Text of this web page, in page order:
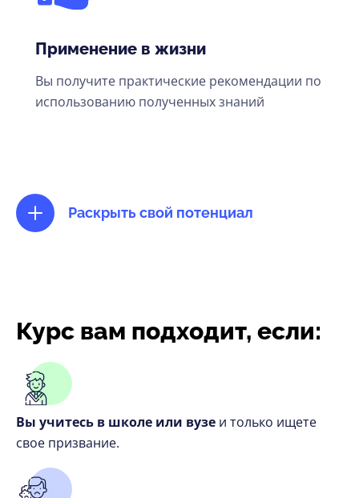
Применение в жизни
Вы получите практические рекомендации по
использованию полученных знаний
Раскрыть свой потенциал
Курс вам подходит, если:
Вы учитесь в школе или вузе и только ищете
свое призвание.